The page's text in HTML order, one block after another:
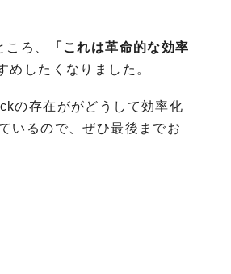
ろ、
「これは革命的な効率
めしたくなりました。
の存在ががどうして効率化
いるので、ぜひ最後までお